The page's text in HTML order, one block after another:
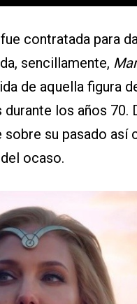
fue contratada para
sencillamente,
de aquella figura
los años 70.
su pasado así
ocaso.